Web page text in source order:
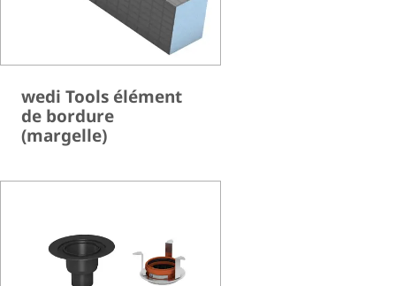
wedi Tools élément
de bordure
(margelle)